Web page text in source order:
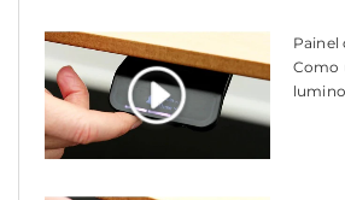
Painel
Como